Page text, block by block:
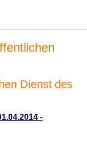
Dienst des
-